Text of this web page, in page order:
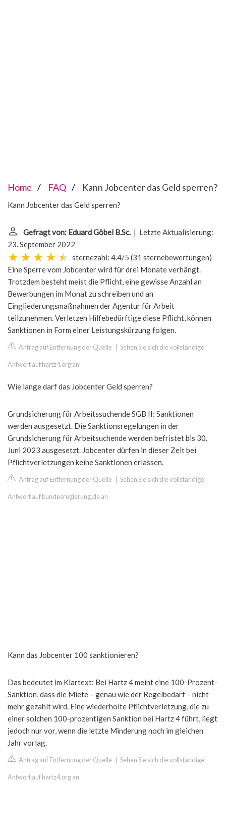
Home FAQ Kann Jobcenter das Geld sperren?
Kann Jobcenter das Geld sperren?
Gefragt von: Eduard Göbel B.Sc. | Letzte Aktualisierung:
23. September 2022
sternezahl: 4.4/5 (31 sternebewertungen)
Eine Sperre vom Jobcenter wird für drei Monate verhängt.
Trotzdem besteht meist die Pflicht, eine gewisse Anzahl an
Bewerbungen im Monat zu schreiben und an
Eingliederungsmaßnahmen der Agentur für Arbeit
teilzunehmen. Verletzen Hilfebedürftige diese Pflicht, können
Sanktionen in Form einer Leistungskürzung folgen.
Antrag auf Entfernung der Quelle Sehen Sie sich die vollständige
Antwort auf hartz4.org an
Wie lange darf das Jobcenter Geld sperren?
Grundsicherung für Arbeitssuchende SGB II: Sanktionen
werden ausgesetzt. Die Sanktionsregelungen in der
Grundsicherung für Arbeitsuchende werden befristet bis 30.
Juni 2023 ausgesetzt. Jobcenter dürfen in dieser Zeit bei
Pflichtverletzungen keine Sanktionen erlassen.
Antrag auf Entfernung der Quelle Sehen Sie sich die vollständige
Antwort auf bundesregierung.de an
Kann das Jobcenter 100 sanktionieren?
Das bedeutet im Klartext: Bei Hartz 4 meint eine 100-Prozent-
Sanktion, dass die Miete – genau wie der Regelbedarf – nicht
mehr gezahlt wird. Eine wiederholte Pflichtverletzung, die zu
einer solchen 100-prozentigen Sanktion bei Hartz 4 führt, liegt
jedoch nur vor, wenn die letzte Minderung noch im gleichen
Jahr vorlag.
Antrag auf Entfernung der Quelle Sehen Sie sich die vollständige
Antwort auf hartz4.org an